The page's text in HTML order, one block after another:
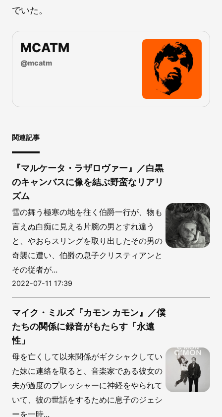
でいた。
MCATM
@mcatm
関連記事
『マルケータ・ラザロヴァー』／白黒
のキャンバスに像を結ぶ野蛮なリアリ
ズム
雪の舞う極寒の地を往く伯爵一行が、物も
言えぬ白痴に見える片腕の男とすれ違う
と、やおらスリングを取り出したその男の
奇襲に遭い、伯爵の息子クリスティアンと
その従者が...
2022-07-11 17:39
マイク・ミルズ『カモン カモン』／僕
たちの関係に録音がもたらす「永遠
性」
母を亡くして以来関係がギクシャクしてい
た妹に連絡を取ると、音楽家である彼女の
夫が過度のプレッシャーに神経をやられて
いて、彼の世話をするために息子のジェシ
ーを一時...